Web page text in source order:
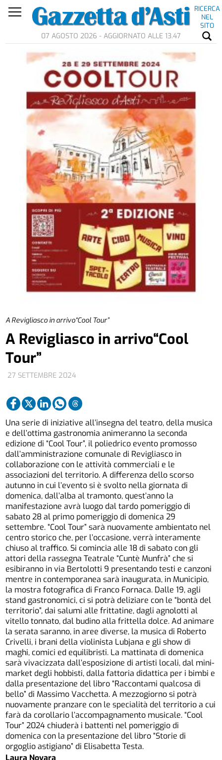
RICERCA
NEL
SITO
07 AGOSTO 2026 - AGGIORNATO ALLE 13.47
A Revigliasco in arrivo“Cool Tour”
27 SETTEMBRE 2024
A Revigliasco in arrivo“Cool
Tour”
Una serie di iniziative all’insegna del teatro, della musica
e dell’ottima gastronomia animeranno la seconda
edizione di “Cool Tour”, il poliedrico evento promosso
dall’amministrazione comunale di Revigliasco in
collaborazione con le attività commerciali e le
associazioni del territorio. A differenza dello scorso
autunno in cui l’evento si è svolto nella giornata di
domenica, dall’alba al tramonto, quest’anno la
manifestazione avrà luogo dal tardo pomeriggio di
sabato 28 al primo pomeriggio di domenica 29
settembre. “Cool Tour” sarà nuovamente ambientato nel
centro storico che, per l’occasione, verrà interamente
chiuso al traffico. Si comincia alle 18 di sabato con gli
attori della rassegna Teatrale “Cuntè Munfrà” che si
esibiranno in via Bertolotti 9 presentando testi e canzoni
mentre in contemporanea sarà inaugurata, in Municipio,
la mostra fotografica di Franco Fornaca. Dalle 19, agli
stand gastronomici, ci si potrà deliziare con le “bontà del
territorio”, dai salumi alle frittatine, dagli agnolotti al
vitello tonnato, dal budino alla frittella dolce. Ad animare
la serata saranno, in aree diverse, la musica di Roberto
Crivelli, i brani della violinista Lubjana e gli show di
maghi, comici ed equilibristi. La mattinata di domenica
sarà vivacizzata dall’esposizione di artisti locali, dal mini-
market degli hobbisti, dalla fattoria didattica per i bimbi e
dalla presentazione del libro “Raccontami qualcosa di
bello” di Massimo Vacchetta. A mezzogiorno si potrà
nuovamente pranzare con le specialità del territorio a cui
farà da corollario l’accompagnamento musicale. “Cool
Tour” 2024 chiuderà i battenti nel pomeriggio di
domenica con la presentazione del libro “Storie di
orgoglio astigiano” di Elisabetta Testa.
Laura Novara